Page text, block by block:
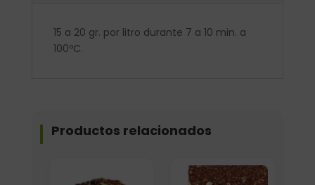
15 a 20 gr. por litro durante 7 a 10 min. a
100ºC.
Productos relacionados
Elige: Peso/formato Elige: Peso/formato